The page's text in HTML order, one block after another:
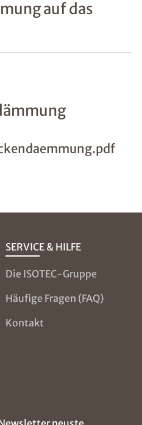
auf das
SERVICE & HILFE
Die ISOTEC-Gruppe
Häufige Fragen (FAQ)
Kontakt